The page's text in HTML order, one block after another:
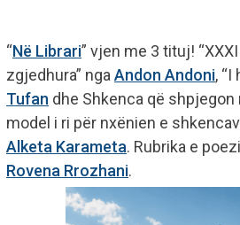
“Në Librari” vjen me 3 tituj!
zgjedhura” nga Andon Andoni, “I
Tufan dhe Shkenca që
model i ri për nxënien e
Alketa Karameta. Rubrika e
Rovena Rrozhani.